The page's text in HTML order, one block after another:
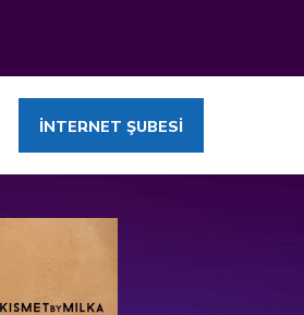
İNTERNET ŞUBESİ